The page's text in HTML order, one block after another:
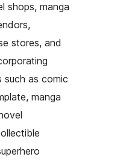
shops, manga
stores, and
such as comic
manga